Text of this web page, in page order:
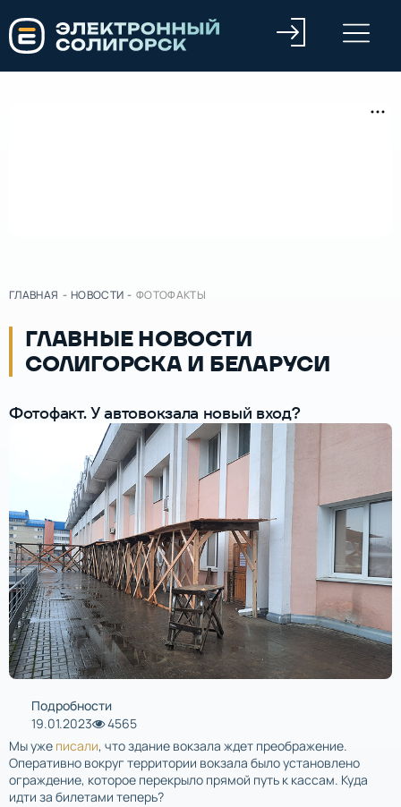
ГЛАВНАЯ - НОВОСТИ - ФОТОФАКТЫ
ГЛАВНЫЕ НОВОСТИ
СОЛИГОРСКА И БЕЛАРУСИ
Фотофакт. У автовокзала новый вход?
Подробности
19.01.2023
4565
Мы уже писали, что здание вокзала ждет преображение.
Оперативно вокруг территории вокзала было установлено
ограждение, которое перекрыло прямой путь к кассам. Куда
идти за билетами теперь?